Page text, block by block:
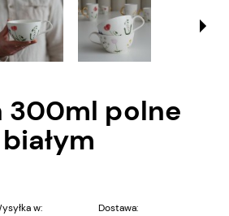
300ml polne
w:
Dostawa: